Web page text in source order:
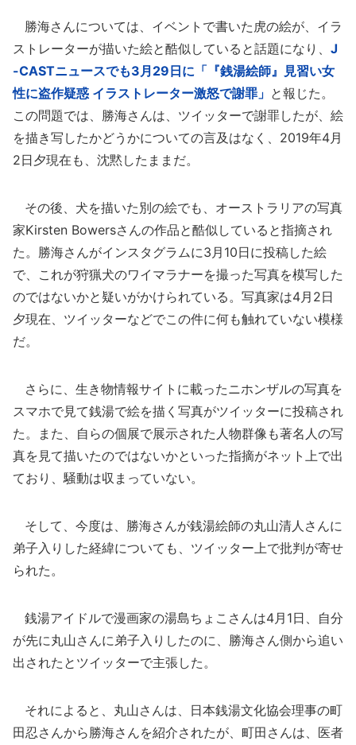
勝海さんについては、イベントで書いた虎の絵が、イラ
ストレーターが描いた絵と酷似していると話題になり、 J
-CASTニュースでも3月29日に「『銭湯絵師』見習い女
性に盗作疑惑 イラストレーター激怒で謝罪」 と報じた。
この問題では、勝海さんは、ツイッターで謝罪したが、絵
を描き写したかどうかについての言及はなく、2019年4月
2日夕現在も、沈黙したままだ。
その後、犬を描いた別の絵でも、オーストラリアの写真
家Kirsten Bowersさんの作品と酷似していると指摘され
た。勝海さんがインスタグラムに3月10日に投稿した絵
で、これが狩猟犬のワイマラナーを撮った写真を模写した
のではないかと疑いがかけられている。写真家は4月2日
夕現在、ツイッターなどでこの件に何も触れていない模様
だ。
さらに、生き物情報サイトに載ったニホンザルの写真を
スマホで見て銭湯で絵を描く写真がツイッターに投稿され
た。また、自らの個展で展示された人物群像も著名人の写
真を見て描いたのではないかといった指摘がネット上で出
ており、騒動は収まっていない。
そして、今度は、勝海さんが銭湯絵師の丸山清人さんに
弟子入りした経緯についても、ツイッター上で批判が寄せ
られた。
銭湯アイドルで漫画家の湯島ちょこさんは4月1日、自分
が先に丸山さんに弟子入りしたのに、勝海さん側から追い
出されたとツイッターで主張した。
それによると、丸山さんは、日本銭湯文化協会理事の町
田忍さんから勝海さんを紹介されたが、町田さんは、医者